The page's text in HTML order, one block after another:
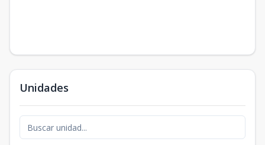
Unidades